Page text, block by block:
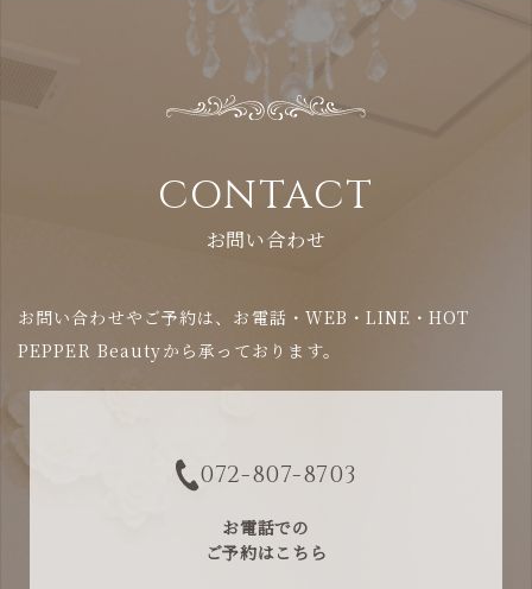
CONTACT
お問い合わせ
お問い合わせやご予約は、お電話・WEB・LINE・HOT
PEPPER Beautyから承っております。
072-807-8703
お電話での
ご予約はこちら